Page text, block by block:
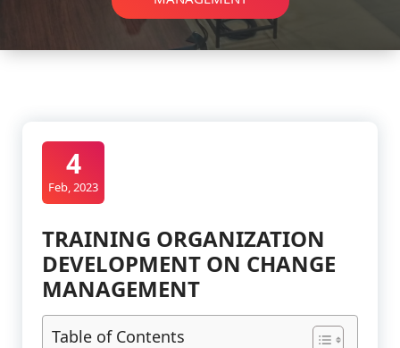
4
Feb, 2023
TRAINING ORGANIZATION
DEVELOPMENT ON CHANGE
MANAGEMENT
Table of Contents